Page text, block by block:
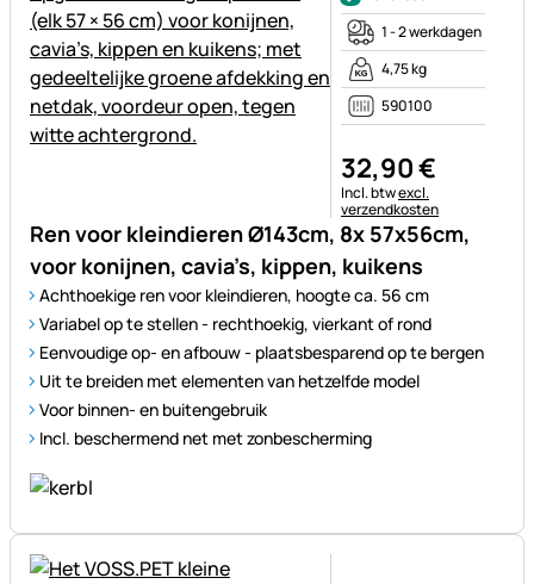
Ren voor kleindieren Ø143cm, 8x 57x56cm,
voor konijnen, cavia’s, kippen, kuikens
Achthoekige ren voor kleindieren, hoogte ca. 56 cm
Variabel op te stellen - rechthoekig, vierkant of rond
Eenvoudige op- en afbouw - plaatsbesparend op te bergen
Uit te breiden met elementen van hetzelfde model
Voor binnen- en buitengebruik
Incl. beschermend net met zonbescherming
1 - 2 werkdagen
4,75 kg
590100
32,90€
Belastinginformatie:
Incl. btwexcl.
verzendkosten